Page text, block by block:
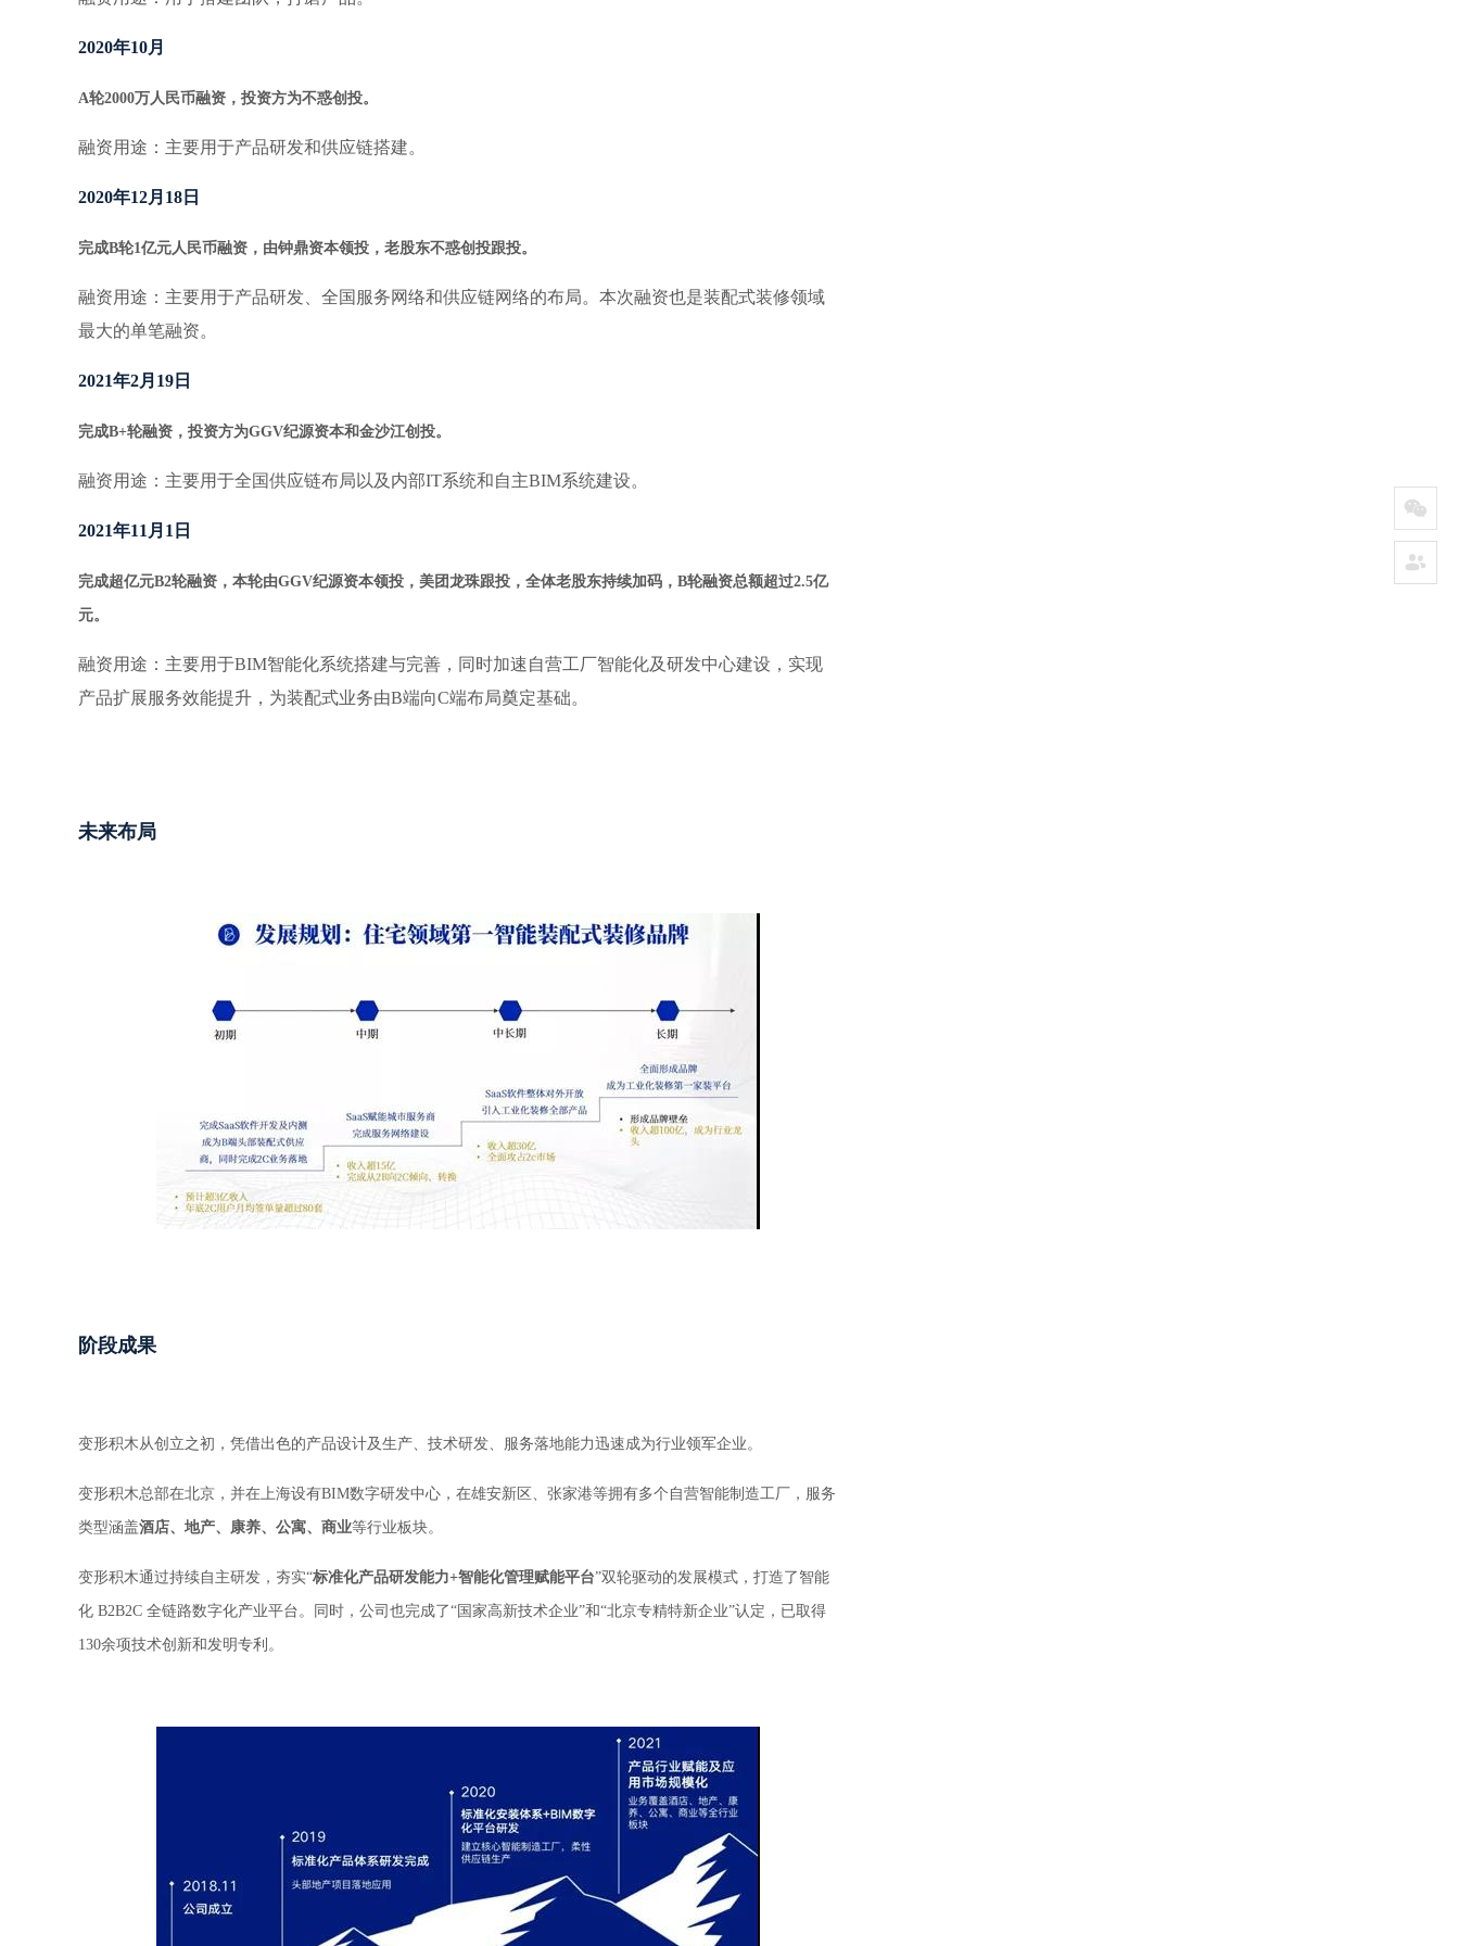
2020年10月
A轮2000万人民币融资，投资方为不惑创投。
融资用途：主要用于产品研发和供应链搭建。
2020年12月18日
完成B轮1亿元人民币融资，由钟鼎资本领投，老股东不惑创投跟投。
融资用途：主要用于产品研发、全国服务网络和供应链网络的布局。本次融资也是装配式装修领域
最大的单笔融资。
2021年2月19日
完成B+轮融资，投资方为GGV纪源资本和金沙江创投。
融资用途：主要用于全国供应链布局以及内部IT系统和自主BIM系统建设。
2021年11月1日
完成超亿元B2轮融资，本轮由GGV纪源资本领投，美团龙珠跟投，全体老股东持续加码，B轮融资总额超过2.5亿
元。
融资用途：主要用于BIM智能化系统搭建与完善，同时加速自营工厂智能化及研发中心建设，实现
产品扩展服务效能提升，为装配式业务由B端向C端布局奠定基础。
未来布局
阶段成果
变形积木从创立之初，凭借出色的产品设计及生产、技术研发、服务落地能力迅速成为行业领军企业。
变形积木总部在北京，并在上海设有BIM数字研发中心，在雄安新区、张家港等拥有多个自营智能制造工厂，服务
类型涵盖酒店、地产、康养、公寓、商业等行业板块。
变形积木通过持续自主研发，夯实“标准化产品研发能力+智能化管理赋能平台”双轮驱动的发展模式，打造了智能
化 B2B2C 全链路数字化产业平台。同时，公司也完成了“国家高新技术企业”和“北京专精特新企业”认定，已取得
130余项技术创新和发明专利。